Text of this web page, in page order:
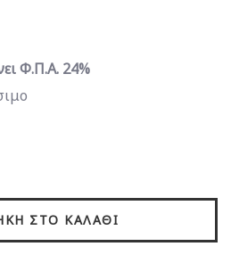
Φ.Π.Α. 24%
ΣΤΟ ΚΑΛΆΘΙ